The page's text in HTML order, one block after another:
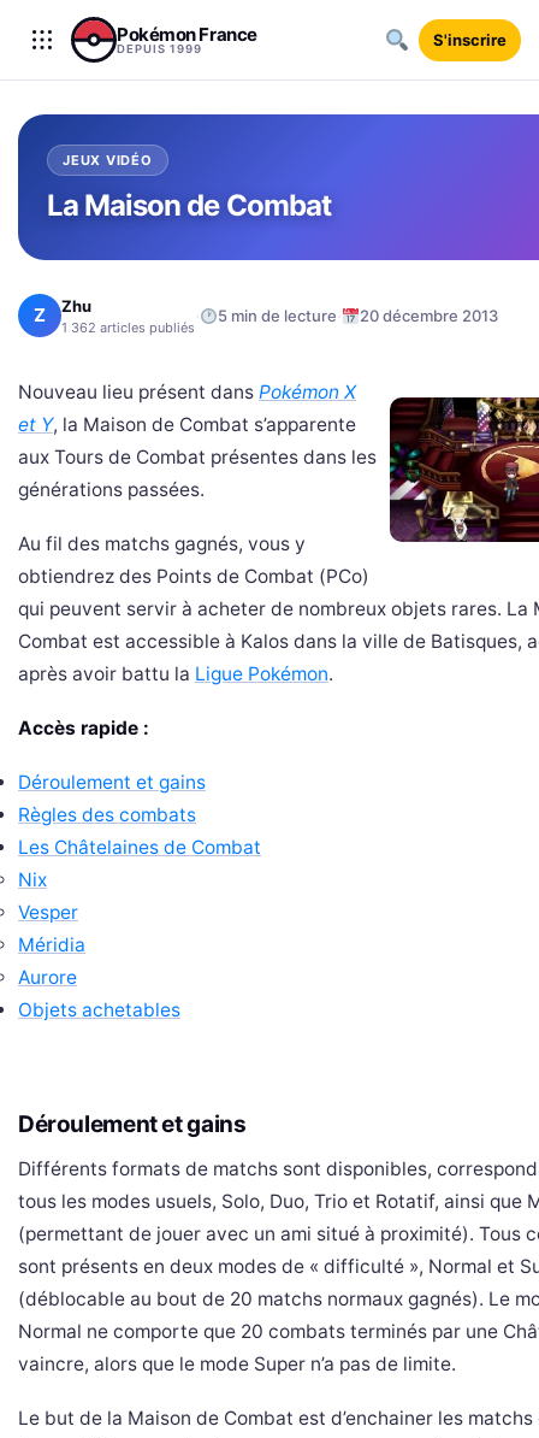
Aller au contenu
Pokémon France
DEPUIS 1999 S'inscrire
JEUX VIDÉO
La Maison de Combat
Z Zhu
1 362 articles publiés · 5 min de lecture· 20 décembre 2013
Nouveau lieu présent dans Pokémon X
et Y, la Maison de Combat s’apparente
aux Tours de Combat présentes dans les
générations passées.
Au fil des matchs gagnés, vous y
obtiendrez des Points de Combat (PCo)
qui peuvent servir à acheter de nombreux objets rares. La
Combat est accessible à Kalos dans la ville de Batisques,
après avoir battu la Ligue Pokémon.
Accès rapide :
Déroulement et gains
Règles des combats
Les Châtelaines de Combat
Nix
Vesper
Méridia
Aurore
Objets achetables
Déroulement et gains
Différents formats de matchs sont disponibles,
tous les modes usuels, Solo, Duo, Trio et Rotatif, ainsi que
(permettant de jouer avec un ami situé à proximité). Tous
sont présents en deux modes de « difficulté », Normal et
(déblocable au bout de 20 matchs normaux gagnés). Le
Normal ne comporte que 20 combats terminés par une
vaincre, alors que le mode Super n’a pas de limite.
Le but de la Maison de Combat est d’enchainer les matchs